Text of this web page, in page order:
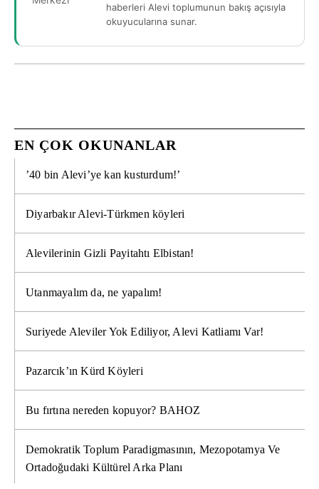
haberleri Alevi toplumunun bakış açısıyla
okuyucularına sunar.
EN ÇOK OKUNANLAR
’40 bin Alevi’ye kan kusturdum!’
Diyarbakır Alevi-Türkmen köyleri
Alevilerinin Gizli Payitahtı Elbistan!
Utanmayalım da, ne yapalım!
Suriyede Aleviler Yok Ediliyor, Alevi Katliamı Var!
Pazarcık’ın Kürd Köyleri
Bu fırtına nereden kopuyor? BAHOZ
Demokratik Toplum Paradigmasının, Mezopotamya Ve
Ortadoğudaki Kültürel Arka Planı